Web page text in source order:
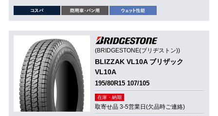
(BRIDGESTONE(ブリヂストン))
BLIZZAK VL10A ブリザック
VL10A
195/80R15 107/105
在庫・納期
取寄せ品 3-5営業日(欠品時ご連絡)